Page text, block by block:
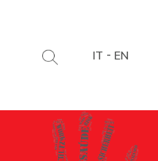
IT - EN